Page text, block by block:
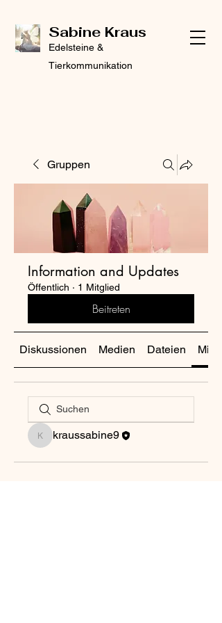
Sabine Kraus
Edelsteine &
Tierkommunikation
Gruppen
Information and Updates
Öffentlich · 1 Mitglied
Beitreten
Diskussionen Medien Dateien
kraussabine9
kraussabine9